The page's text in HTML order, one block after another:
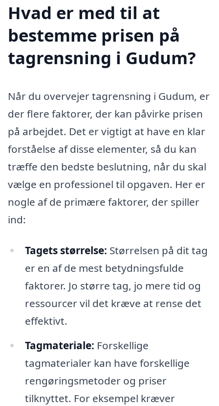
Hvad er med til at
bestemme prisen på
tagrensning i Gudum?
Når du overvejer tagrensning i Gudum, er
der flere faktorer, der kan påvirke prisen
på arbejdet. Det er vigtigt at have en klar
forståelse af disse elementer, så du kan
træffe den bedste beslutning, når du skal
vælge en professionel til opgaven. Her er
nogle af de primære faktorer, der spiller
ind:
Tagets størrelse: Størrelsen på dit tag
er en af de mest betydningsfulde
faktorer. Jo større tag, jo mere tid og
ressourcer vil det kræve at rense det
effektivt.
Tagmateriale: Forskellige
tagmaterialer kan have forskellige
rengøringsmetoder og priser
tilknyttet. For eksempel kræver